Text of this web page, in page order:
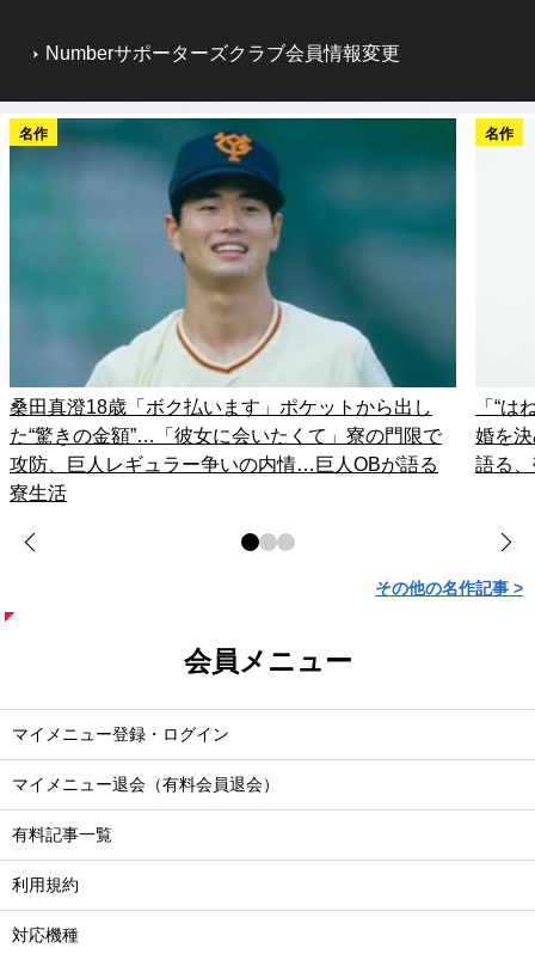
Numberサポーターズクラブ会員情報変更
名作
桑田真澄18歳「ボク払います」ポケットから出し
た“驚きの金額”…「彼女に会いたくて」寮の門限で
攻防、巨人レギュラー争いの内情…巨人OBが語る
寮生活
名作
「“
婚を
語る
その他の名作記事 >
会員メニュー
マイメニュー登録・ログイン
マイメニュー退会（有料会員退会）
有料記事一覧
利用規約
対応機種